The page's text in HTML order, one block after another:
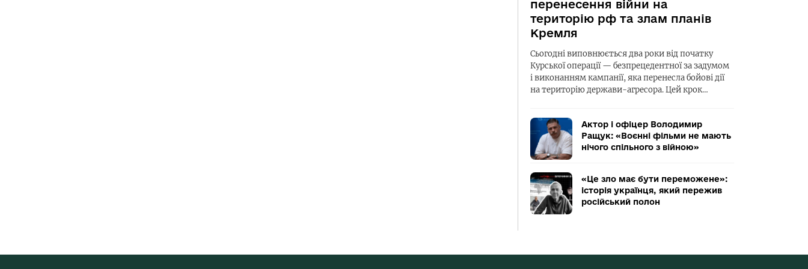
перенесення війни на
територію рф та злам планів
Кремля
Сьогодні виповнюється два роки від початку
Курської операції — безпрецедентної за задумом
і виконанням кампанії, яка перенесла бойові дії
на територію держави-агресора. Цей крок…
Актор і офіцер Володимир
Ращук: «Воєнні фільми не мають
нічого спільного з війною»
«Це зло має бути переможене»:
історія українця, який пережив
російський полон